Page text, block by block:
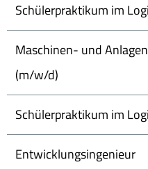
Schülerpraktikum im
Maschinen- und
(m/w/d)
Schülerpraktikum im
Entwicklungsingenieur